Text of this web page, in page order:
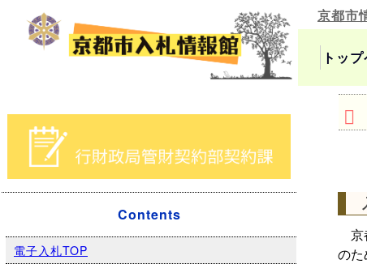
京都市
トッ
Contents
電子入札TOP
京
のた